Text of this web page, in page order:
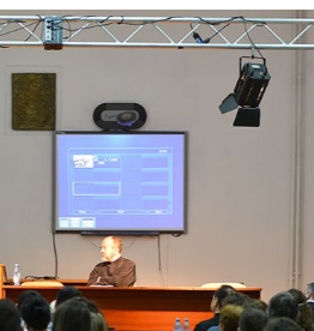
Februarie Martie Aprilie